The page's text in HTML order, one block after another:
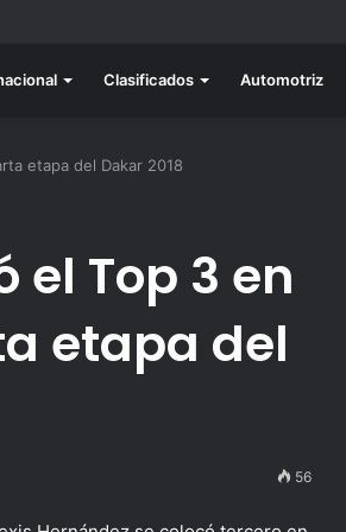
RallyACP
Clasificados Automotriz
etapa del Dakar 2018
el Top 3 en
etapa del
56